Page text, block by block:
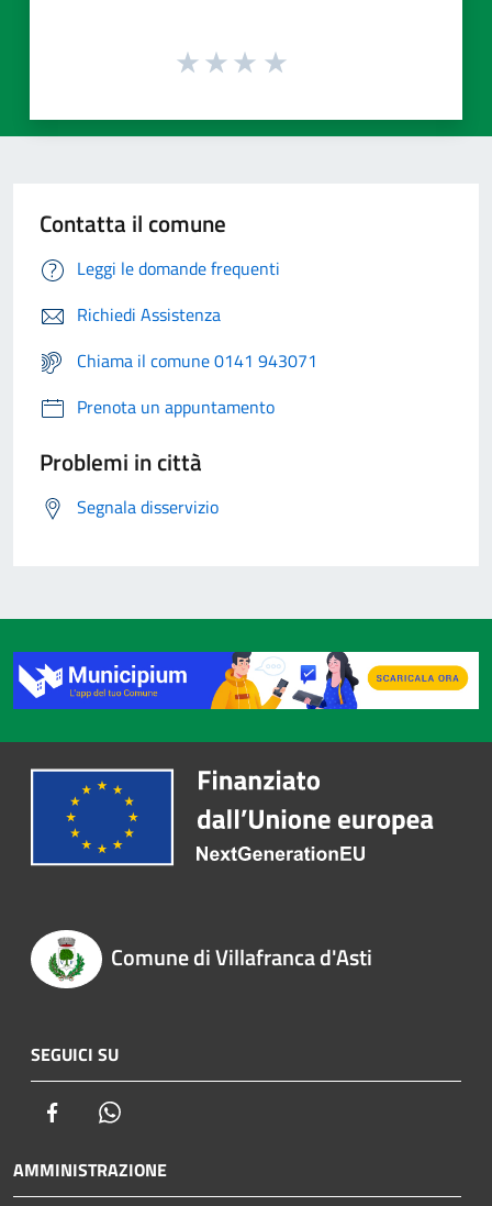
Contatta il comune
Leggi le domande frequenti
Richiedi Assistenza
Chiama il comune 0141 943071
Prenota un appuntamento
Problemi in città
Segnala disservizio
Comune di Villafranca d'Asti
SEGUICI SU
Facebook
AMMINISTRAZIONE